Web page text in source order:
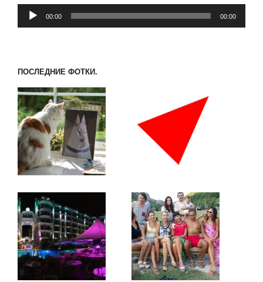
Аудиоплеер
00:00 00:00
ПОСЛЕДНИЕ ФОТКИ.